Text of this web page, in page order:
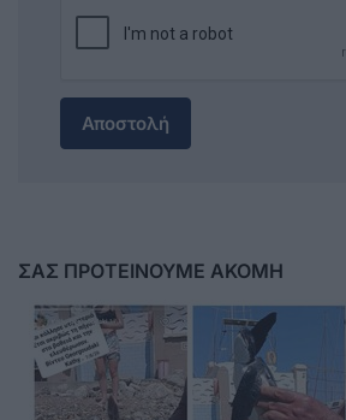
Αποστολή
ΣΑΣ ΠΡΟΤΕΙΝΟΥΜΕ ΑΚΟΜΗ